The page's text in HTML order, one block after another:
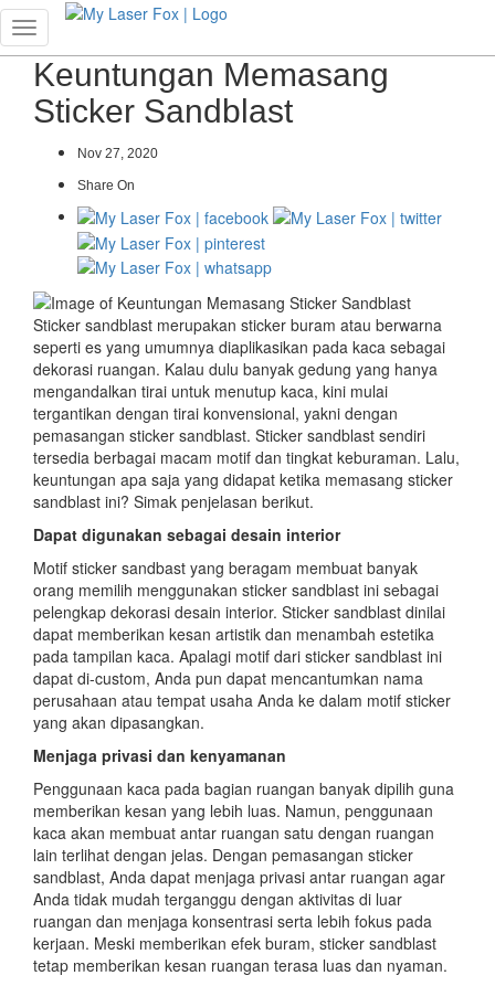
Toggle
navigation
Keuntungan Memasang
Sticker Sandblast
Nov 27, 2020
Share On
Sticker sandblast merupakan sticker buram atau berwarna
seperti es yang umumnya diaplikasikan pada kaca sebagai
dekorasi ruangan. Kalau dulu banyak gedung yang hanya
mengandalkan tirai untuk menutup kaca, kini mulai
tergantikan dengan tirai konvensional, yakni dengan
pemasangan sticker sandblast. Sticker sandblast sendiri
tersedia berbagai macam motif dan tingkat keburaman. Lalu,
keuntungan apa saja yang didapat ketika memasang sticker
sandblast ini? Simak penjelasan berikut.
Dapat digunakan sebagai desain interior
Motif sticker sandbast yang beragam membuat banyak
orang memilih menggunakan sticker sandblast ini sebagai
pelengkap dekorasi desain interior. Sticker sandblast dinilai
dapat memberikan kesan artistik dan menambah estetika
pada tampilan kaca. Apalagi motif dari sticker sandblast ini
dapat di-custom, Anda pun dapat mencantumkan nama
perusahaan atau tempat usaha Anda ke dalam motif sticker
yang akan dipasangkan.
Menjaga privasi dan kenyamanan
Penggunaan kaca pada bagian ruangan banyak dipilih guna
memberikan kesan yang lebih luas. Namun, penggunaan
kaca akan membuat antar ruangan satu dengan ruangan
lain terlihat dengan jelas. Dengan pemasangan sticker
sandblast, Anda dapat menjaga privasi antar ruangan agar
Anda tidak mudah terganggu dengan aktivitas di luar
ruangan dan menjaga konsentrasi serta lebih fokus pada
kerjaan. Meski memberikan efek buram, sticker sandblast
tetap memberikan kesan ruangan terasa luas dan nyaman.